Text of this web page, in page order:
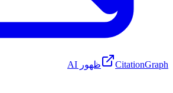
CitationGraph ظهور AI